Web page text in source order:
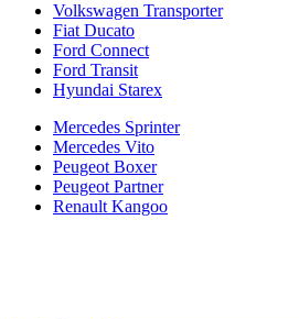
Volkswagen Transporter
Fiat Ducato
Ford Connect
Ford Transit
Hyundai Starex
Mercedes Sprinter
Mercedes Vito
Peugeot Boxer
Peugeot Partner
Renault Kangoo